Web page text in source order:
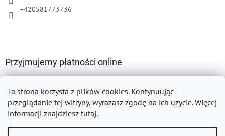
Ta strona korzysta z plików cookies. Kontynuując
przeglądanie tej witryny, wyrażasz zgodę na ich użycie. Więcej
informacji znajdziesz tutaj.
+420581773736
Przyjmujemy płatności online